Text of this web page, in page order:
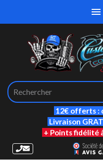
12€ offerts :
Livraison
+ Points fidélité